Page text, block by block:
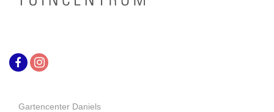
Gartencenter Daniels